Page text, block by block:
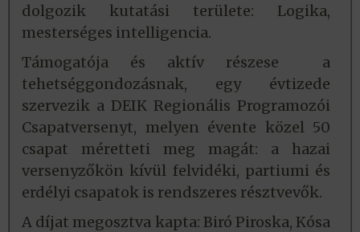
dolgozik kutatási területe: Logika,
mesterséges intelligencia.
Támogatója és aktív részese a
tehetséggondozásnak, egy évtizede
szervezik a DEIK Regionális Programozói
Csapatversenyt, melyen évente közel 50
csapat méretteti meg magát: a hazai
versenyzőkön kívül felvidéki, partiumi és
erdélyi csapatok is rendszeres résztvevők.
A díjat megosztva kapta: Biró Piroska, Kósa